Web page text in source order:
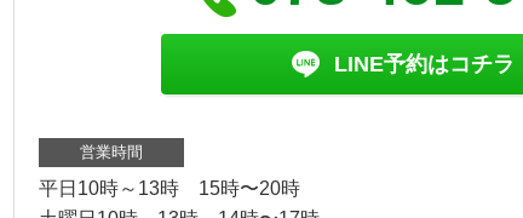
LINE予約はコチラ
営業時間
平日10時～13時 15時〜20時